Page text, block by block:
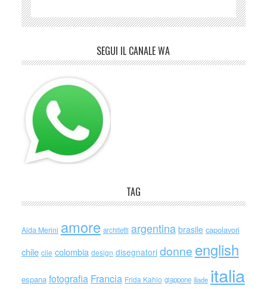
SEGUI IL CANALE WA
TAG
Alda Merini amore architetti argentina brasile capolavori
chile cile colombia design disegnatori donne english
espana fotografia Francia Frida Kahlo giappone iliade italia